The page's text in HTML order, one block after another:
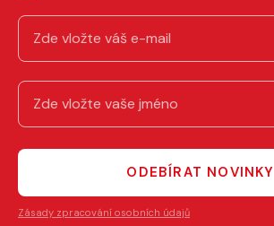
ODEBÍRAT NOVINKY
Zásady zpracování osobních údajů